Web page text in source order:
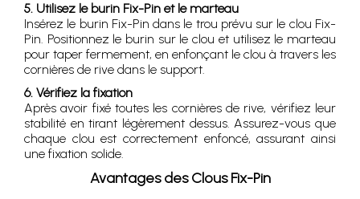
5. Utilisez le burin Fix-Pin et le marteau
Insérez le burin Fix-Pin dans le trou prévu sur le clou Fix-
Pin. Positionnez le burin sur le clou et utilisez le marteau
pour taper fermement, en enfonçant le clou à travers les
cornières de rive dans le support.
6. Vérifiez la fixation
Après avoir fixé toutes les cornières de rive, vérifiez leur
stabilité en tirant légèrement dessus. Assurez-vous que
chaque clou est correctement enfoncé, assurant ainsi
une fixation solide.
Avantages des Clous Fix-Pin